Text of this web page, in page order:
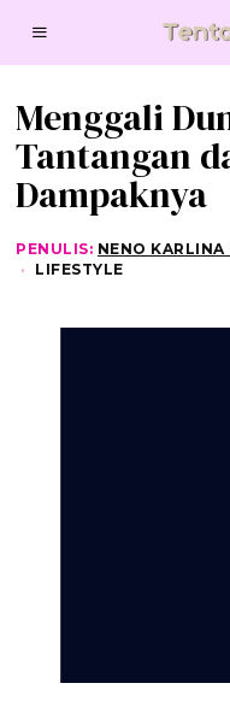
Menggali
Tantangan
Dampaknya
PENULIS: NENO
LIFESTYLE